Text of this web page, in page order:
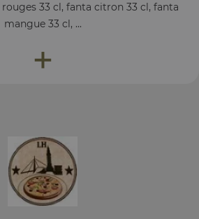
33 cl, fanta citron 33 cl, fanta
mangue 33 cl, ...
+